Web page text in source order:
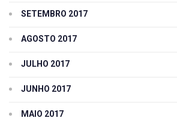
SETEMBRO 2017
AGOSTO 2017
JULHO 2017
JUNHO 2017
MAIO 2017